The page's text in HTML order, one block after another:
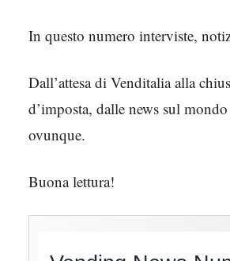
In questo numero interviste,
Dall’attesa di Venditalia alla
d’imposta, dalle news sul
ovunque.
Buona lettura!